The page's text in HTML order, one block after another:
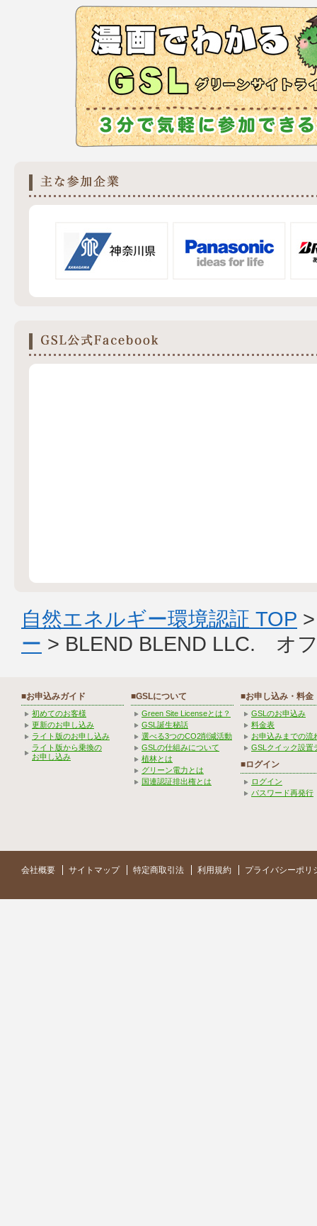
自然エネルギー環境認証 TOP
ー > BLEND BLEND LLC. オ
■お申込みガイド
初めてのお客様
更新のお申し込み
ライト版のお申し込み
ライト版から乗換の
お申し込み
■GSLについて
Green Site Licenseとは？
GSL誕生秘話
選べる3つのCO2削減活動
GSLの仕組みについて
植林とは
グリーン電力とは
国連認証排出権とは
■お申し込み・料金
GSLのお申込み
料金表
お申込みまでの流
GSLクイック設置
■ログイン
ログイン
パスワード再発行
会社概要 サイトマップ 特定商取引法 利用規約 プライバシーポリ